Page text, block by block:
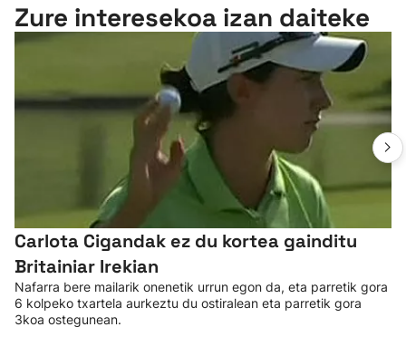
Zure interesekoa izan daiteke
Carlota Cigandak ez du kortea gainditu
Britainiar Irekian
Nafarra bere mailarik onenetik urrun egon da, eta parretik gora
6 kolpeko txartela aurkeztu du ostiralean eta parretik gora
3koa ostegunean.